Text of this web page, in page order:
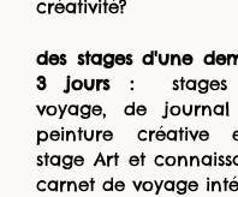
créativité?
des stages d'une
3 jours :
voyage, de
peinture créative
stage Art et
carnet de voyage